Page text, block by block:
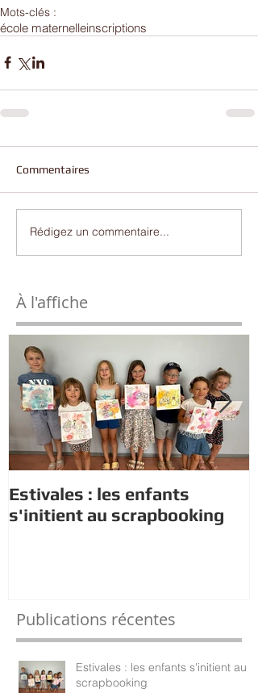
Mots-clés :
école maternelleinscriptions
Commentaires
Rédigez un commentaire...
À l'affiche
Estivales : les enfants
s'initient au scrapbooking
Publications récentes
Estivales : les enfants s'initient au
scrapbooking